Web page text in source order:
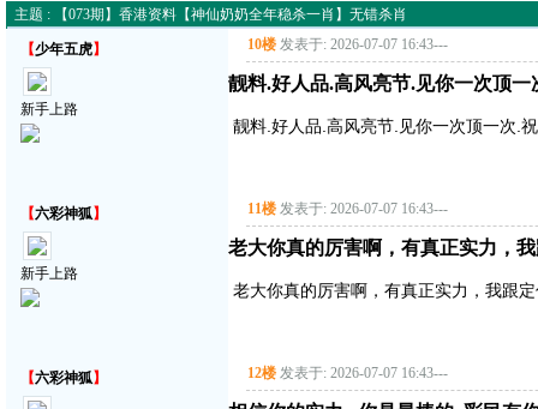
主题 : 【073期】香港资料【神仙奶奶全年稳杀一肖】无错杀肖
【少年五虎】
新手上路
10楼 发表于: 2026-07-07 16:43---
靓料.好人品.高风亮节.见你一次顶一
靓料.好人品.高风亮节.见你一次顶一次.
【六彩神狐】
新手上路
11楼 发表于: 2026-07-07 16:43---
老大你真的厉害啊，有真正实力，
老大你真的厉害啊，有真正实力，我跟
【六彩神狐】 12楼 发表于: 2026-07-07 16:43---